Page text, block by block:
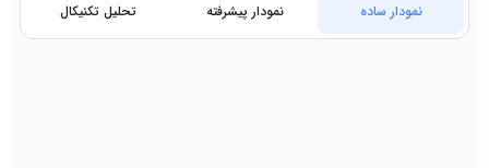
نمودار ساده نمودار پیشرفته تحلیل تکنیکال